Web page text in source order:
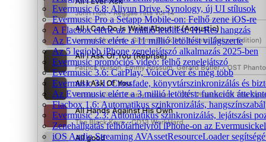
Evermusic 6.8: Aliyun Drive, Synology, új UI stílusok
Evermusic Pro a Setapp Mobile-on: Felhő zene iOS-re
A Flacbox elérte az 1 millió letöltést: Hi-Res hangzás
Az Evermusic elérte a 11 millió letöltést világszerte
Az 5 legjobb iPhone zenelejátszó alkalmazás 2025-ben
Evermusic promóciós videó: felhő zenelejátszó
Evermusic 3.6: CarPlay, VoiceOver és még több
Evermusic 3.1: Crossfade, könyvtárszinkronizálás és
Az Evermusic elérte a 3 millió letöltést: funkciók
Flacbox 1.6: Automatikus szinkronizálás,
Evermusic 2.3: Automatikus szinkronizálás, lejátszási
Zenehallgatás felhőtárhelyről iPhone-on az Evermusickel
iOS Audio Streaming AVAssetResourceLoader